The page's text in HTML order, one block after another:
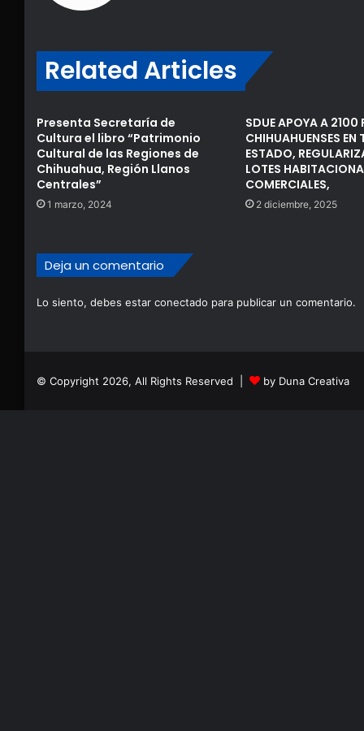
Related Articles
Presenta Secretaría de
Cultura el libro “Patrimonio
Cultural de las Regiones de
Chihuahua, Región Llanos
Centrales”
1 marzo, 2024
SDUE APOYA A 2100
CHIHUAHUENSES EN
ESTADO,
LOTES
COMERCIALES,
2 diciembre, 2025
Deja un comentario
Lo siento, debes estar conectado para publicar un comentario.
© Copyright 2026, All Rights Reserved | by Duna Creativa